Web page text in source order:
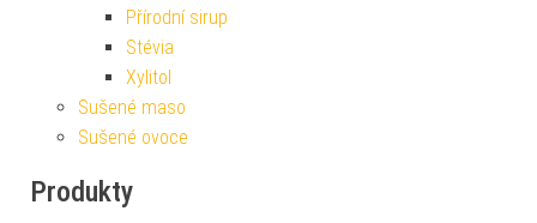
Přírodní sirup
Stévia
Xylitol
Sušené maso
Sušené ovoce
Produkty